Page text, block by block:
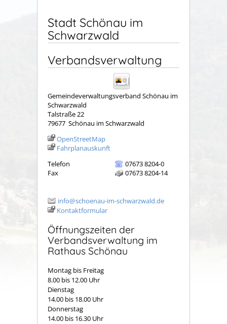
Stadt Schönau im
Schwarzwald
Verbandsverwaltung
Gemeindeverwaltungsverband Schönau im
Schwarzwald
Talstraße 22
79677 Schönau im Schwarzwald
OpenStreetMap
Fahrplanauskunft
Telefon
07673 8204-0
Fax
07673 8204-14
info@schoenau-im-schwarzwald.de
Kontaktformular
Öffnungszeiten der
Verbandsverwaltung im
Rathaus Schönau
Montag bis Freitag
8.00 bis 12.00 Uhr
Dienstag
14.00 bis 18.00 Uhr
Donnerstag
14.00 bis 16.30 Uhr